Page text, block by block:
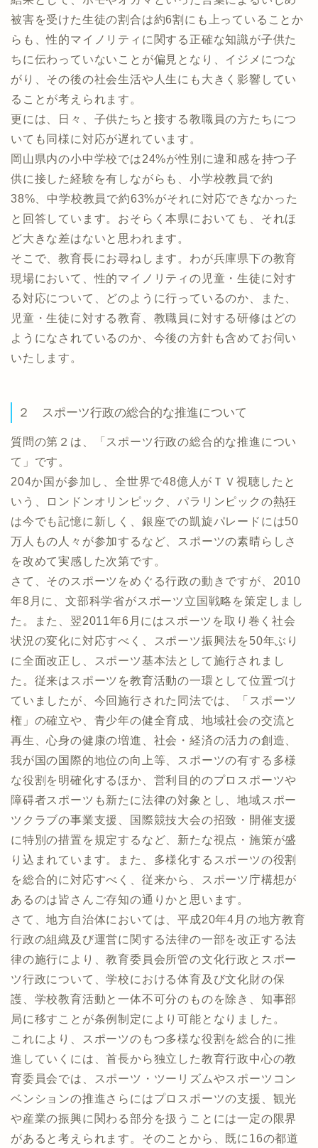
被害を受けた生徒の割合は約6割にも上っていることか
らも、性的マイノリティに関する正確な知識が子供た
ちに伝わっていないことが偏見となり、イジメにつな
がり、その後の社会生活や人生にも大きく影響してい
ることが考えられます。
更には、日々、子供たちと接する教職員の方たちにつ
いても同様に対応が遅れています。
岡山県内の小中学校では24%が性別に違和感を持つ子
供に接した経験を有しながらも、小学校教員で約
38%、中学校教員で約63%がそれに対応できなかった
と回答しています。おそらく本県においても、それほ
ど大きな差はないと思われます。
そこで、教育長にお尋ねします。わが兵庫県下の教育
現場において、性的マイノリティの児童・生徒に対す
る対応について、どのように行っているのか、また、
児童・生徒に対する教育、教職員に対する研修はどの
ようになされているのか、今後の方針も含めてお伺い
いたします。
２ スポーツ行政の総合的な推進について
質問の第２は、「スポーツ行政の総合的な推進につい
て」です。
204か国が参加し、全世界で48億人がＴＶ視聴したと
いう、ロンドンオリンピック、パラリンピックの熱狂
は今でも記憶に新しく、銀座での凱旋パレードには50
万人もの人々が参加するなど、スポーツの素晴らしさ
を改めて実感した次第です。
さて、そのスポーツをめぐる行政の動きですが、2010
年8月に、文部科学省がスポーツ立国戦略を策定しまし
た。また、翌2011年6月にはスポーツを取り巻く社会
状況の変化に対応すべく、スポーツ振興法を50年ぶり
に全面改正し、スポーツ基本法として施行されまし
た。従来はスポーツを教育活動の一環として位置づけ
ていましたが、今回施行された同法では、「スポーツ
権」の確立や、青少年の健全育成、地域社会の交流と
再生、心身の健康の増進、社会・経済の活力の創造、
我が国の国際的地位の向上等、スポーツの有する多様
な役割を明確化するほか、営利目的のプロスポーツや
障碍者スポーツも新たに法律の対象とし、地域スポー
ツクラブの事業支援、国際競技大会の招致・開催支援
に特別の措置を規定するなど、新たな視点・施策が盛
り込まれています。また、多様化するスポーツの役割
を総合的に対応すべく、従来から、スポーツ庁構想が
あるのは皆さんご存知の通りかと思います。
さて、地方自治体においては、平成20年4月の地方教育
行政の組織及び運営に関する法律の一部を改正する法
律の施行により、教育委員会所管の文化行政とスポー
ツ行政について、学校における体育及び文化財の保
護、学校教育活動と一体不可分のものを除き、知事部
局に移すことが条例制定により可能となりました。
これにより、スポーツのもつ多様な役割を総合的に推
進していくには、首長から独立した教育行政中心の教
育委員会では、スポーツ・ツーリズムやスポーツコン
ベンションの推進さらにはプロスポーツの支援、観光
や産業の振興に関わる部分を扱うことには一定の限界
があると考えられます。そのことから、既に16の都道